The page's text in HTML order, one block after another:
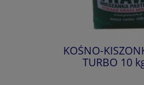
KOŚNO-
TURBO 10